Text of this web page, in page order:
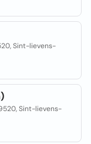
Sint-lievens-
Sint-lievens-